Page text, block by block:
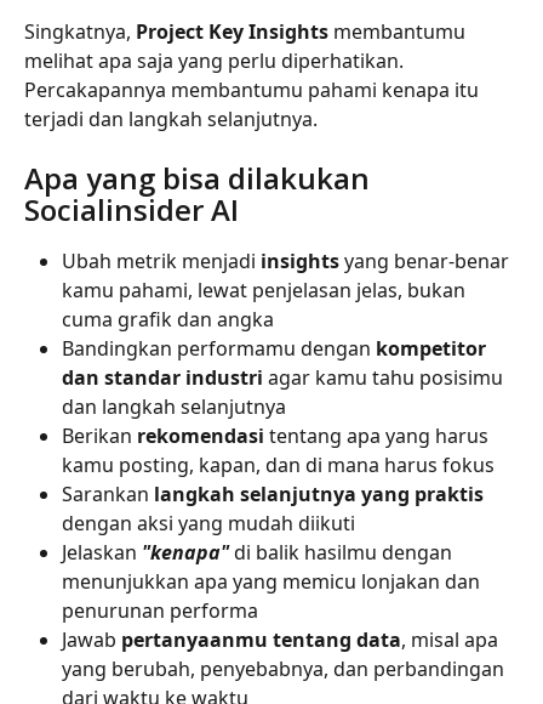
Singkatnya, Project Key Insights membantumu
melihat apa saja yang perlu diperhatikan.
Percakapannya membantumu pahami kenapa itu
terjadi dan langkah selanjutnya.
Apa yang bisa dilakukan
Socialinsider AI
Ubah metrik menjadi insights yang benar-benar
kamu pahami, lewat penjelasan jelas, bukan
cuma grafik dan angka
Bandingkan performamu dengan kompetitor
dan standar industri agar kamu tahu posisimu
dan langkah selanjutnya
Berikan rekomendasi tentang apa yang harus
kamu posting, kapan, dan di mana harus fokus
Sarankan langkah selanjutnya yang praktis
dengan aksi yang mudah diikuti
Jelaskan "kenapa" di balik hasilmu dengan
menunjukkan apa yang memicu lonjakan dan
penurunan performa
Jawab pertanyaanmu tentang data, misal apa
yang berubah, penyebabnya, dan perbandingan
dari waktu ke waktu